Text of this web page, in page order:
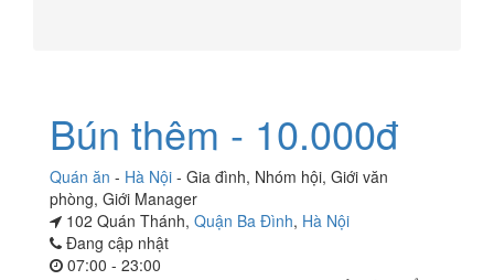
Bún thêm - 10.000đ
Quán ăn - Hà Nội - Gia đình, Nhóm hội, Giới văn
phòng, Giới Manager
102 Quán Thánh, Quận Ba Đình, Hà Nội
Đang cập nhật
07:00 - 23:00